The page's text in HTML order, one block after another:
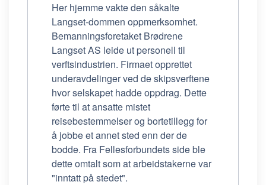
Her hjemme vakte den såkalte
Langset-dommen oppmerksomhet.
Bemanningsforetaket Brødrene
Langset AS leide ut personell til
verftsindustrien. Firmaet opprettet
underavdelinger ved de skipsverftene
hvor selskapet hadde oppdrag. Dette
førte til at ansatte mistet
reisebestemmelser og bortetillegg for
å jobbe et annet sted enn der de
bodde. Fra Fellesforbundets side ble
dette omtalt som at arbeidstakerne var
"inntatt på stedet".